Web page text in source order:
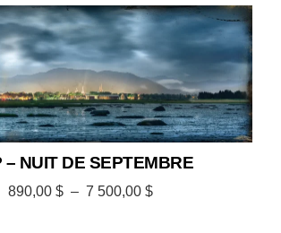
– NUIT DE SEPTEMBRE
890,00 $ – 7 500,00 $